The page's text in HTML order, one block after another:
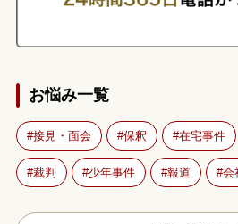
お悩み一覧
接見・面会 保釈 在宅事件
裁判 少年事件 報道 会